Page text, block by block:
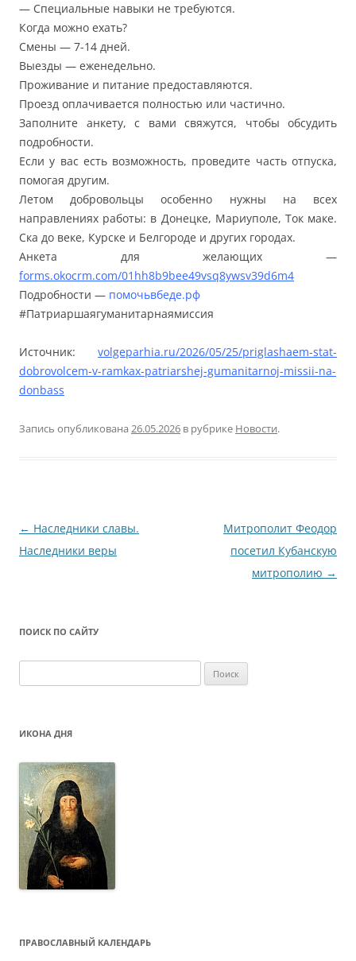
— Специальные навыки не требуются.
Когда можно ехать?
Смены — 7-14 дней.
Выезды — еженедельно.
Проживание и питание предоставляются.
Проезд оплачивается полностью или частично.
Заполните анкету, с вами свяжутся, чтобы обсудить
подробности.
Если у вас есть возможность, проведите часть отпуска,
помогая другим.
Летом добровольцы особенно нужны на всех
направлениях работы: в Донецке, Мариуполе, Ток маке.
Ска до веке, Курске и Белгороде и других городах.
Анкета для желающих —
forms.okocrm.com/01hh8b9bee49vsq8ywsv39d6m4
Подробности — помочьвбеде.рф
#Патриаршаягуманитарнаямиссия
Источник: volgeparhia.ru/2026/05/25/priglashaem-stat-
dobrovolcem-v-ramkax-patriarshej-gumanitarnoj-missii-na-
donbass
Запись опубликована 26.05.2026 в рубрике Новости.
Навигация
по
← Наследники славы.
Наследники веры
Митрополит Феодор
посетил Кубанскую
митрополию →
ПОИСК ПО САЙТУ
ИКОНА ДНЯ
ПРАВОСЛАВНЫЙ КАЛЕНДАРЬ